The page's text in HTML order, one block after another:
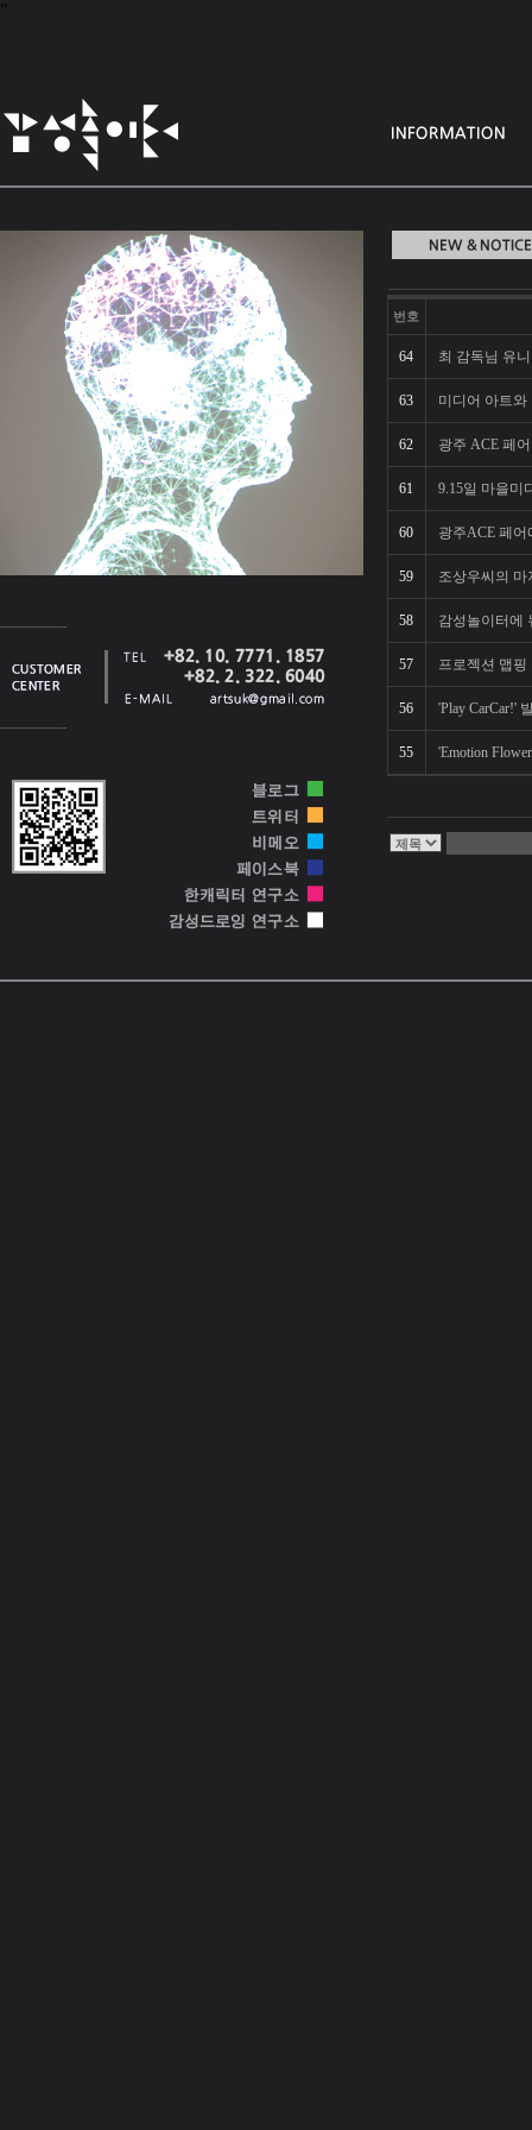
"
번호
64 최 감독님 유
63 미디어 아트
62 광주 ACE 페
61 9.15일 마을미
60 광주ACE 페
59 조상우씨의
58 감성놀이터에
57 프로젝션 맵
56 'Play CarCar!'
55 'Emotion